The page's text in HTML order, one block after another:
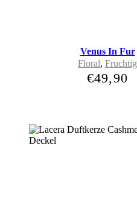
Venus In Fur
Floral, Fruchtig
€49,90